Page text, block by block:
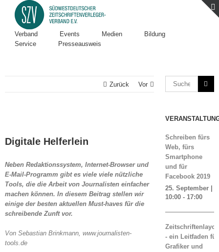
Verband Events Medien
Bildung
Service
Presseausweis
Zurück Vor
grösseres
Bild
Digitale Helferlein
Neben Redaktionssystem, Internet-Browser und
E-Mail-Programm gibt es viele viele nützliche
Tools, die die Arbeit von Journalisten einfacher
machen können. In diesem Beitrag stellen wir
einige der besten aktuellen Must-haves für die
schreibende Zunft vor.
Von Sebastian Brinkmann, www.journalisten-
tools.de
Schreiben fürs
Web, fürs
Smartphone
und für
Facebook 2019
25. September |
10:00- 17:00
- ein Leitfaden für
Grafiker und